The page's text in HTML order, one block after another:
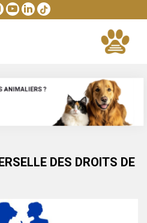
DES DROITS DE